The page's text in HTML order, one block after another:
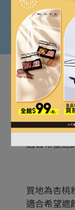
【
質地為紫陽花
適合希望遮
質地為杏桃
適合希望遮